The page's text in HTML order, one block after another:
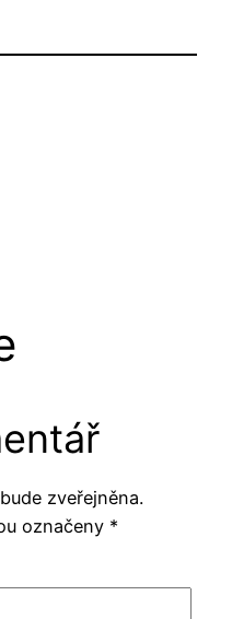
zveřejněna.
označeny *